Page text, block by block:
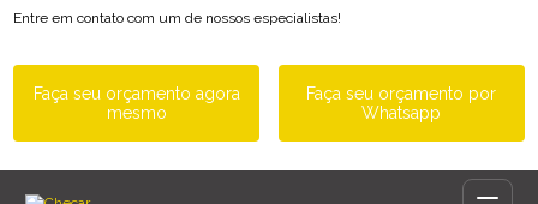
Entre em contato com um de nossos especialistas!
Faça seu orçamento agora
mesmo
Faça seu orçamento por
Whatsapp